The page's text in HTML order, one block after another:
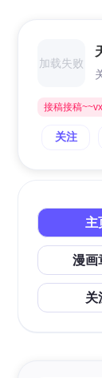
加载失败
接稿接稿
关注
主
漫画
关